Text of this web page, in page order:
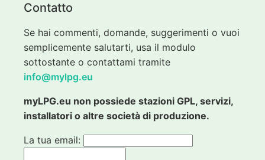
Contatto
Se hai commenti, domande, suggerimenti o vuoi
semplicemente salutarti, usa il modulo
sottostante o contattami tramite
info@mylpg.eu
myLPG.eu non possiede stazioni GPL, servizi,
installatori o altre società di produzione.
La tua email: